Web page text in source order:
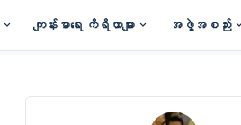
ကျန်းမာရေး ကိရိယာများ အဖွဲ့အစည်း